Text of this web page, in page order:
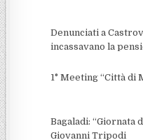
Denunciati a
incassavano la
1° Meeting “Città di
Bagaladi: “Giornata
Giovanni Tripodi